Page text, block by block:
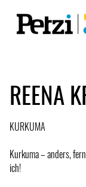
REENA
KURKUMA
Kurkuma – anders,
ich!